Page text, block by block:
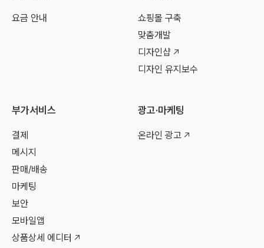
요금 안내
쇼핑몰 구축
맞춤개발
디자인샵
디자인 유지보수
부가서비스
결제
메시지
판매/배송
마케팅
보안
모바일앱
상품상세 에디터
광고·마케팅
온라인 광고